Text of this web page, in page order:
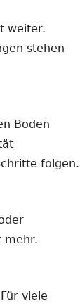
weiter.
stehen
Boden
folgen.
mehr.
viele